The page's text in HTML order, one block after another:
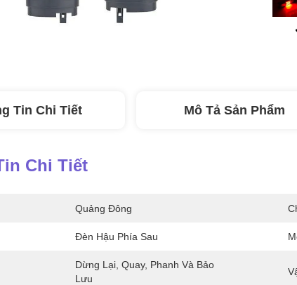
Tin Chi Tiết Mô Tả Sản Phẩm
Chi Tiết
Quảng Đông
Đèn Hậu Phía Sau
Dừng Lại, Quay, Phanh Và Bảo
Lưu